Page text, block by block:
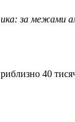
за межами
40